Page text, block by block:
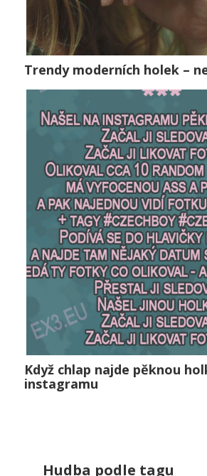
Trendy moderních
Trendy moderních holek –
Když chlap najde pěknou holku
Když chlap najde pěknou
instagramu
Hudba podle tagu